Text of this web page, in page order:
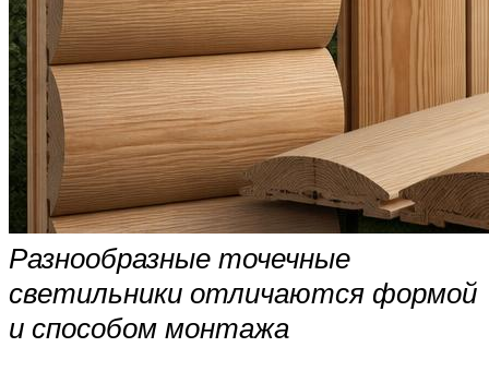
Разнообразные точечные
светильники отличаются формой
и способом монтажа